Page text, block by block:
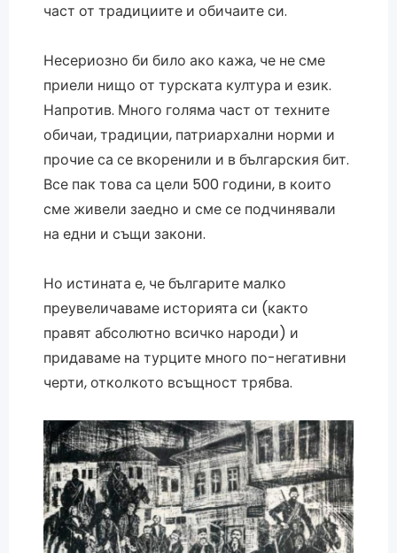
част от традициите и обичаите си.
Несериозно би било ако кажа, че не сме
приели нищо от турската култура и език.
Напротив. Много голяма част от техните
обичаи, традиции, патриархални норми и
прочие са се вкоренили и в българския бит.
Все пак това са цели 500 години, в които
сме живели заедно и сме се подчинявали
на едни и същи закони.
Но истината е, че българите малко
преувеличаваме историята си (както
правят абсолютно всичко народи) и
придаваме на турците много по-негативни
черти, отколкото всъщност трябва.